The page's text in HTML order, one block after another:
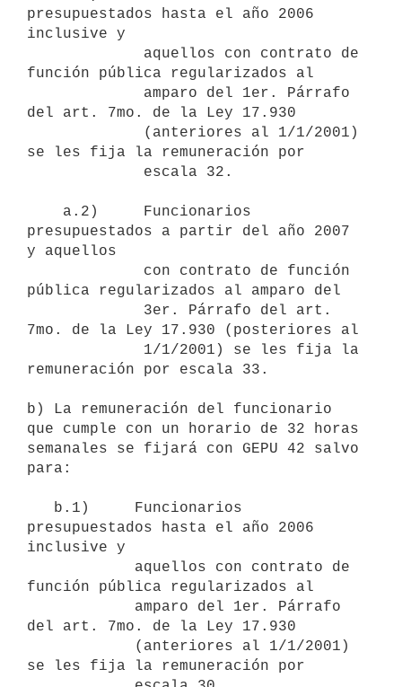
presupuestados hasta el año 2006
inclusive y
función pública regularizados al
del art. 7mo. de la Ley 17.930
se les fija la remuneración por
presupuestados a partir del año 2007
y aquellos
pública regularizados al amparo del
7mo. de la Ley 17.930 (posteriores al
remuneración por escala 33.
b) La remuneración del funcionario
que cumple con un horario de 32 horas
semanales se fijará con GEPU 42 salvo
para:
presupuestados hasta el año 2006
inclusive y
función pública regularizados al
del art. 7mo. de la Ley 17.930
se les fija la remuneración por